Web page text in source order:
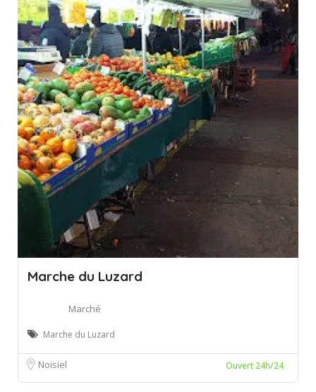
Marche du Luzard
Marché
Marche du Luzard
Noisiel Ouvert 24h/24